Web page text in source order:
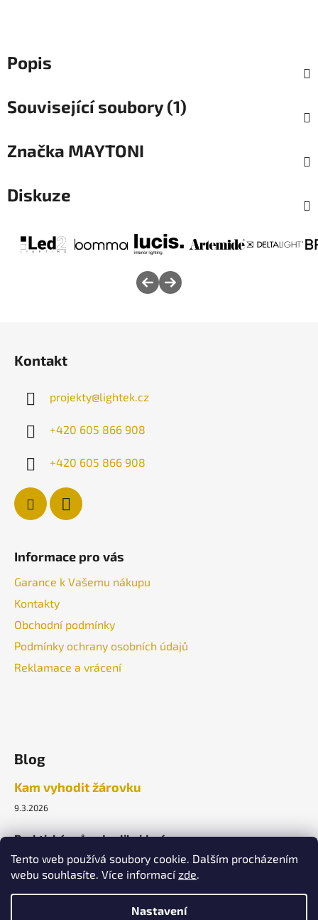
Tento web používá soubory cookie. Dalším procházením
webu souhlasíte. Více informacízde.
Nastavení
Popis
Související soubory (1)
Značka MAYTONI
Diskuze
Kontakt
projekty@lightek.cz
+420 605 866 908
+420 605 866 908
Informace pro vás
Garance k Vašemu nákupu
Kontakty
Obchodní podmínky
Podmínky ochrany osobních údajů
Reklamace a vrácení
Blog
Kam vyhodit žárovku
9.3.2026
Praktický průvodce likvidací.
ARCHIV